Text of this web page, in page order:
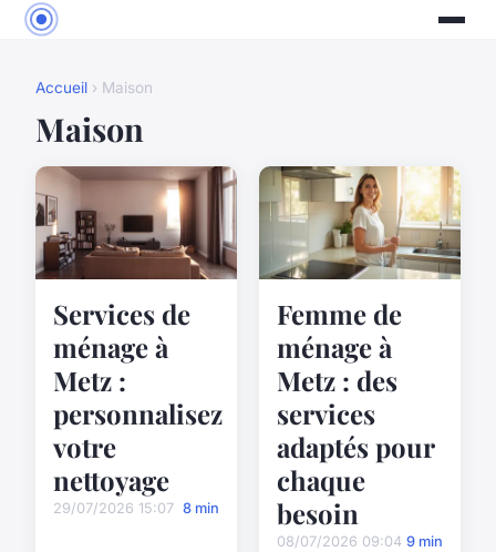
Accueil › Maison
Maison
Services de
ménage à
Metz :
personnalisez
votre
nettoyage
29/07/2026 15:07 8 min
Femme de
ménage à
Metz : des
services
adaptés pour
chaque
besoin
08/07/2026 09:04 9 min